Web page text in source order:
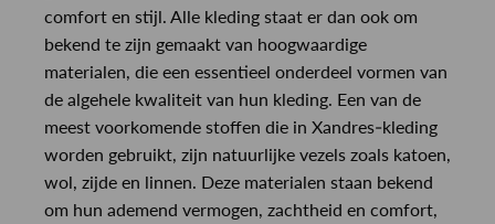
comfort en stijl. Alle kleding staat er dan ook om
bekend te zijn gemaakt van hoogwaardige
materialen, die een essentieel onderdeel vormen van
de algehele kwaliteit van hun kleding. Een van de
meest voorkomende stoffen die in Xandres-kleding
worden gebruikt, zijn natuurlijke vezels zoals katoen,
wol, zijde en linnen. Deze materialen staan bekend
om hun ademend vermogen, zachtheid en comfort,